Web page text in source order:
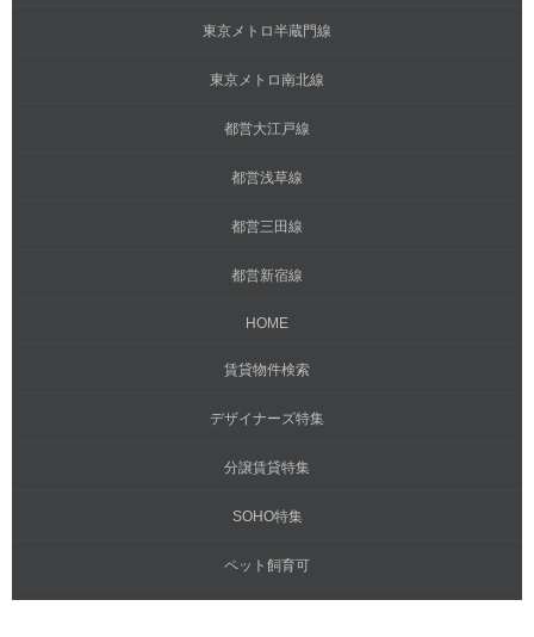
東京メトロ半蔵門線
東京メトロ南北線
都営大江戸線
都営浅草線
都営三田線
都営新宿線
HOME
賃貸物件検索
デザイナーズ特集
分譲賃貸特集
SOHO特集
ペット飼育可